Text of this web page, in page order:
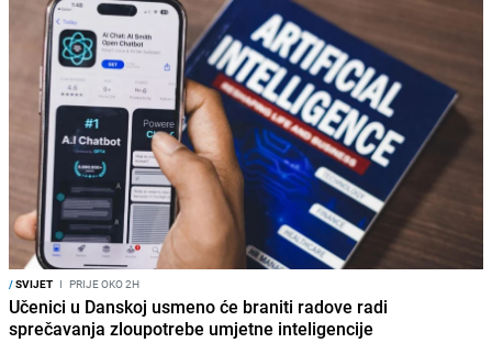
/SVIJET I PRIJE OKO 2H
Učenici u Danskoj usmeno će braniti radove radi
sprečavanja zloupotrebe umjetne inteligencije